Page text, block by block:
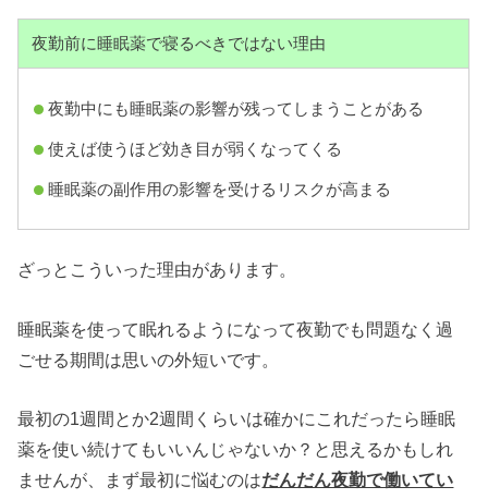
夜勤前に睡眠薬で寝るべきではない理由
夜勤中にも睡眠薬の影響が残ってしまうことがある
使えば使うほど効き目が弱くなってくる
睡眠薬の副作用の影響を受けるリスクが高まる
ざっとこういった理由があります。
睡眠薬を使って眠れるようになって夜勤でも問題なく過
ごせる期間は思いの外短いです。
最初の1週間とか2週間くらいは確かにこれだったら睡眠
薬を使い続けてもいいんじゃないか？と思えるかもしれ
ませんが、まず最初に悩むのはだんだん夜勤で働いてい